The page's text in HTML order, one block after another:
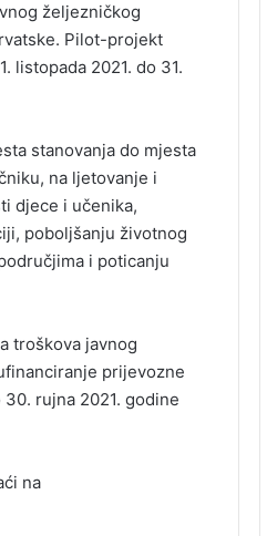
željezničkog
Pilot-projekt
listopada 2021. do 31.
stanovanja do mjesta
na ljetovanje i
djece i učenika,
poboljšanju životnog
i poticanju
troškova javnog
prijevozne
rujna 2021. godine
na